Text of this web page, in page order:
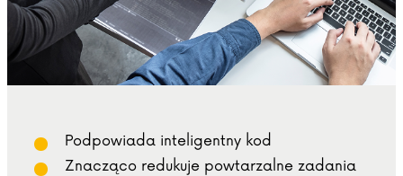
Podpowiada inteligentny kod
Znacząco redukuje powtarzalne zadania